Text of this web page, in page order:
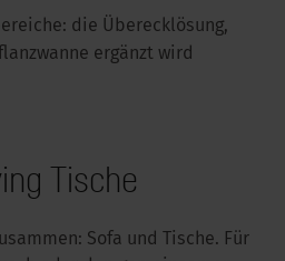
die Überecklösung,
ergänzt wird
Tische
Sofa und Tische. Für